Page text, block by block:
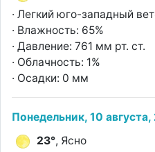
· Легкий юго-западный
· Влажность: 65%
· Давление: 761 мм рт. ст.
· Облачность: 1%
· Осадки: 0 мм
Понедельник, 10
23°, Ясно